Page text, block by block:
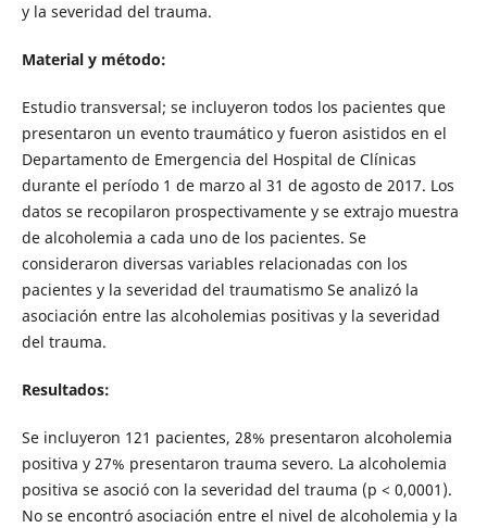
y la severidad del trauma.
Material y método:
Estudio transversal; se incluyeron todos los pacientes que
presentaron un evento traumático y fueron asistidos en el
Departamento de Emergencia del Hospital de Clínicas
durante el período 1 de marzo al 31 de agosto de 2017. Los
datos se recopilaron prospectivamente y se extrajo muestra
de alcoholemia a cada uno de los pacientes. Se
consideraron diversas variables relacionadas con los
pacientes y la severidad del traumatismo Se analizó la
asociación entre las alcoholemias positivas y la severidad
del trauma.
Resultados:
Se incluyeron 121 pacientes, 28% presentaron alcoholemia
positiva y 27% presentaron trauma severo. La alcoholemia
positiva se asoció con la severidad del trauma (p < 0,0001).
No se encontró asociación entre el nivel de alcoholemia y la